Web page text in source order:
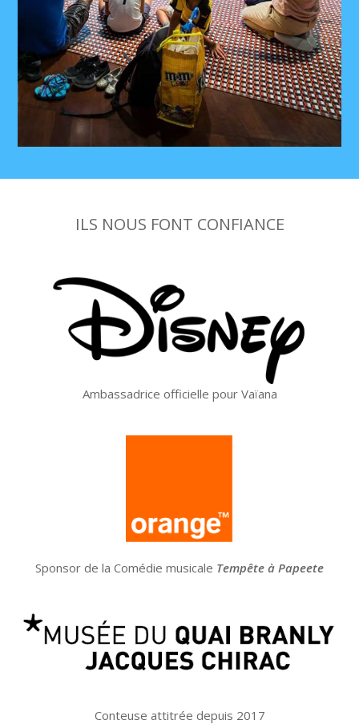
ILS NOUS FONT CONFIANCE
Ambassadrice officielle pour Vaïana
Sponsor de la Comédie musicale Tempête à Papeete
Conteuse attitrée depuis 2017